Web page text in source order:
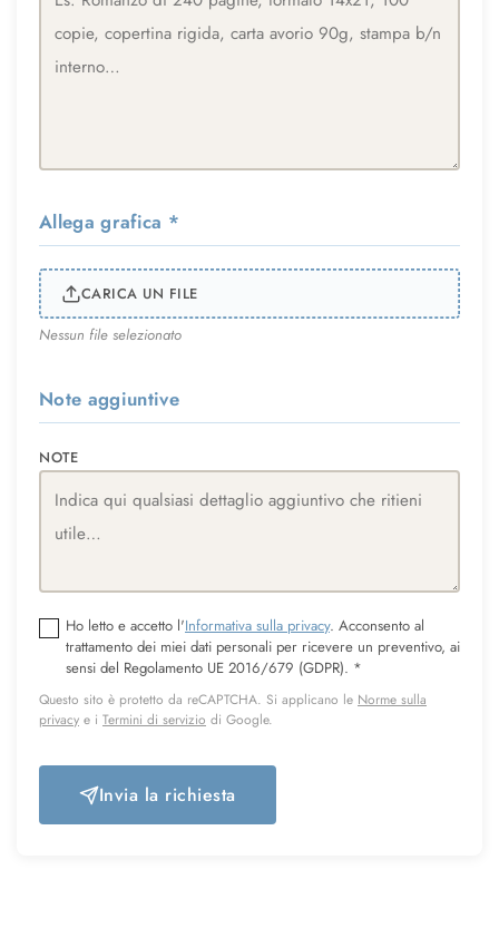
Allega grafica *
CARICA UN FILE
Nessun file selezionato
Note aggiuntive
NOTE
Ho letto e accetto l'Informativa sulla privacy. Acconsento al
trattamento dei miei dati personali per ricevere un preventivo, ai
sensi del Regolamento UE 2016/679 (GDPR). *
Questo sito è protetto da reCAPTCHA. Si applicano le Norme sulla
privacy e i Termini di servizio di Google.
Invia la richiesta